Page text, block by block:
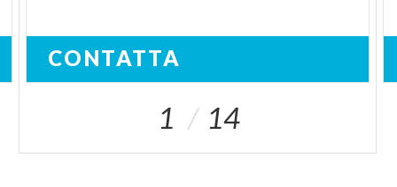
CONTATTA
1 14